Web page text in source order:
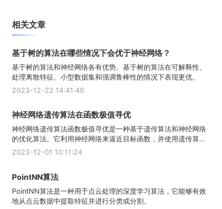
相关文章
基于树的算法在哪些情况下会优于神经网络？
基于树的算法和神经网络各有优势。基于树的算法在可解释性、
处理离散特征、小型数据集和强调鲁棒性的情况下表现更优。
2023-12-22 14:41:46
神经网络遗传算法在函数极值寻优
神经网络遗传算法函数极值寻优是一种基于遗传算法和神经网络
的优化算法。它利用神经网络来逼近目标函数，并使用遗传算...
2023-12-01 10:11:24
PointNN算法
PointNN算法是一种用于点云处理的深度学习算法，它能够有效
地从点云数据中提取特征并进行分类或分割。